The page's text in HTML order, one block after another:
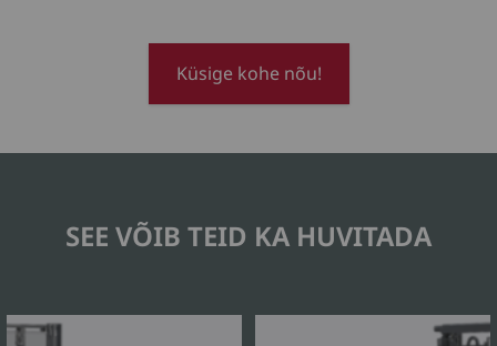
Küsige kohe nõu!
SEE VÕIB TEID KA HUVITADA